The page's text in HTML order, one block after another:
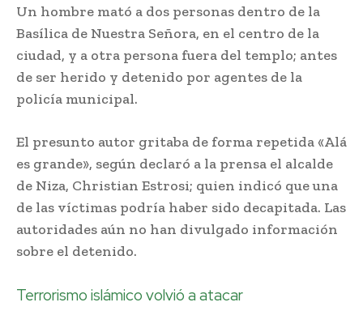
Un hombre mató a dos personas dentro de la
Basílica de Nuestra Señora, en el centro de la
ciudad, y a otra persona fuera del templo; antes
de ser herido y detenido por agentes de la
policía municipal.
El presunto autor gritaba de forma repetida «Alá
es grande», según declaró a la prensa el alcalde
de Niza, Christian Estrosi; quien indicó que una
de las víctimas podría haber sido decapitada. Las
autoridades aún no han divulgado información
sobre el detenido.
Terrorismo islámico volvió a atacar